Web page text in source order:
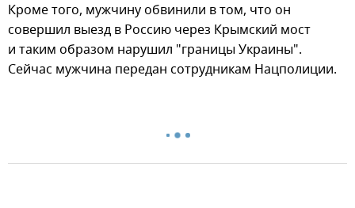
Кроме того, мужчину обвинили в том, что он
совершил выезд в Россию через Крымский мост
и таким образом нарушил "границы Украины".
Сейчас мужчина передан сотрудникам Нацполиции.